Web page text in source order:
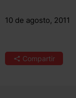
10 de agosto, 2011
Compartir